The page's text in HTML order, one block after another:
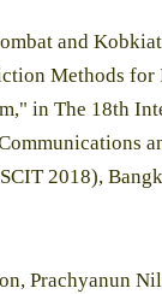
and
Methods
in The 18th
2018),
Prachyanun